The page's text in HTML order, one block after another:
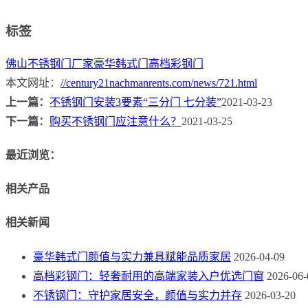
标签
佛山不锈钢门厂家豪华韩式门 高档彩钢门
本文网址： //century21nachmanrents.com/news/721.html
上一篇： 不锈钢门安装3要素“三分门 七分装”2021-03-23
下一篇： 购买不锈钢门应注意什么？ 2021-03-25
最近浏览：
相关产品
相关新闻
豪华韩式门颜值与实力兼具赋能品质家居 2026-04-09
高档彩钢门：轻奢耐用的高端家装入户优选门窗 2026-
不锈钢门：守护家居安全，颜值与实力并存 2026-03-20